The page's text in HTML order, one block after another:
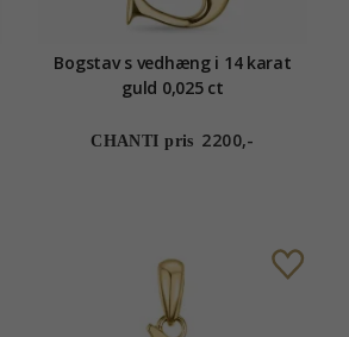
Bogstav s vedhæng i 14 karat
guld 0,025 ct
CHANTI pris 2200,-